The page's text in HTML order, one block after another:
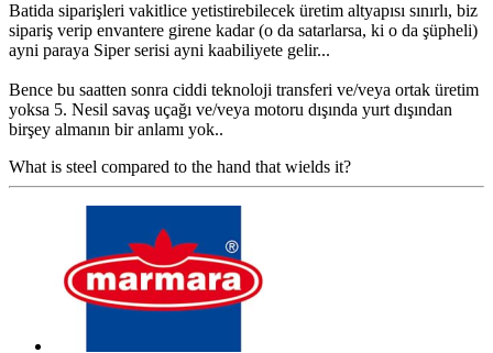
Batida siparişleri vakitlice yetistirebilecek üretim altyapısı sınırlı, biz
sipariş verip envantere girene kadar (o da satarlarsa, ki o da şüpheli)
ayni paraya Siper serisi ayni kaabiliyete gelir...
Bence bu saatten sonra ciddi teknoloji transferi ve/veya ortak üretim
yoksa 5. Nesil savaş uçağı ve/veya motoru dışında yurt dışından
birşey almanın bir anlamı yok..
What is steel compared to the hand that wields it?